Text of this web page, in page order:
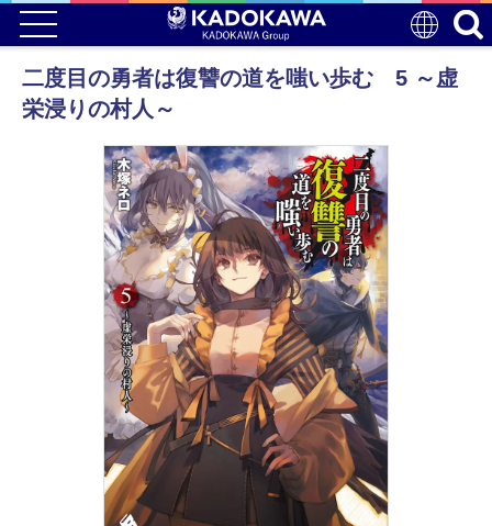
二度目の勇者は復讐の道を嗤い歩む 5 ～虚
栄浸りの村人～